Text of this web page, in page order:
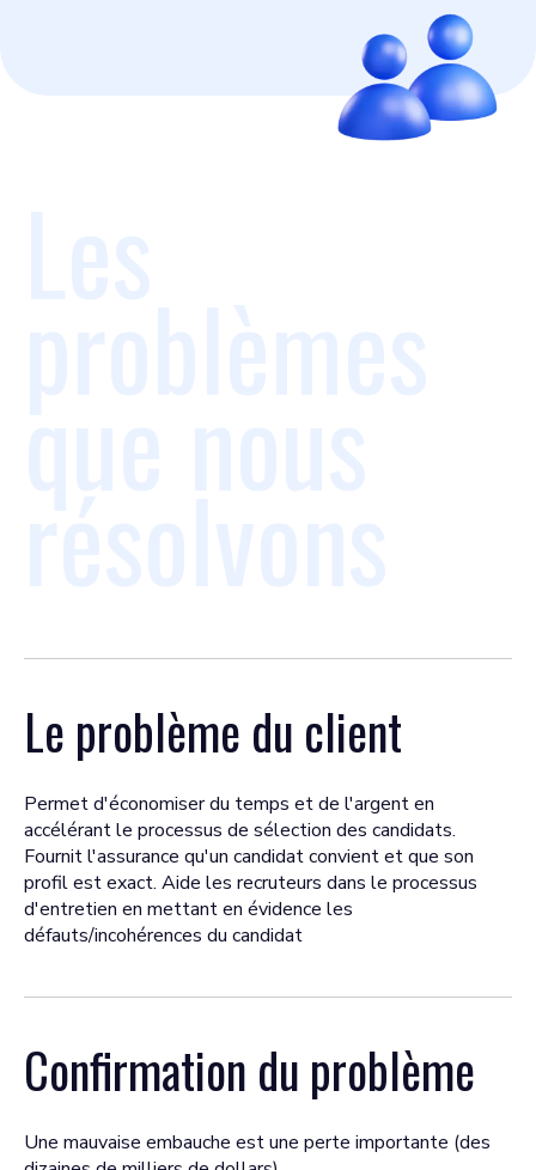
Le problème du client
Permet d'économiser du temps et de l'argent en
accélérant le processus de sélection des candidats.
Fournit l'assurance qu'un candidat convient et que son
profil est exact. Aide les recruteurs dans le processus
d'entretien en mettant en évidence les
défauts/incohérences du candidat
Confirmation du problème
Une mauvaise embauche est une perte importante (des